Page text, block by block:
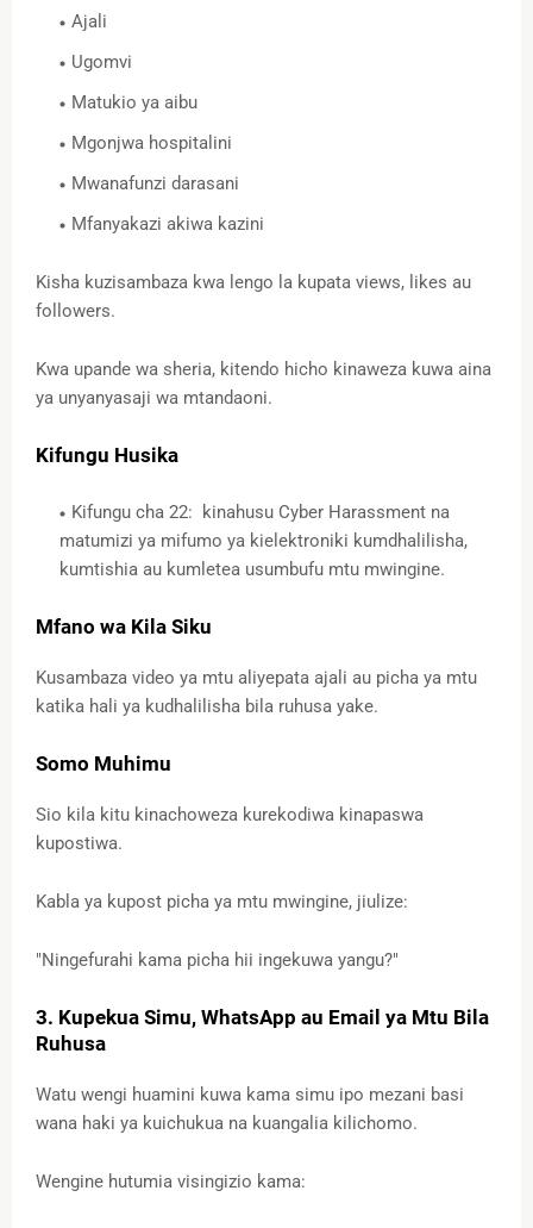
Ajali
Ugomvi
Matukio ya aibu
Mgonjwa hospitalini
Mwanafunzi darasani
Mfanyakazi akiwa kazini
Kisha kuzisambaza kwa lengo la kupata views, likes au
followers.
Kwa upande wa sheria, kitendo hicho kinaweza kuwa aina
ya unyanyasaji wa mtandaoni.
Kifungu Husika
Kifungu cha 22: kinahusu Cyber Harassment na
matumizi ya mifumo ya kielektroniki kumdhalilisha,
kumtishia au kumletea usumbufu mtu mwingine.
Mfano wa Kila Siku
Kusambaza video ya mtu aliyepata ajali au picha ya mtu
katika hali ya kudhalilisha bila ruhusa yake.
Somo Muhimu
Sio kila kitu kinachoweza kurekodiwa kinapaswa
kupostiwa.
Kabla ya kupost picha ya mtu mwingine, jiulize:
"Ningefurahi kama picha hii ingekuwa yangu?"
3. Kupekua Simu, WhatsApp au Email ya Mtu Bila
Ruhusa
Watu wengi huamini kuwa kama simu ipo mezani basi
wana haki ya kuichukua na kuangalia kilichomo.
Wengine hutumia visingizio kama: